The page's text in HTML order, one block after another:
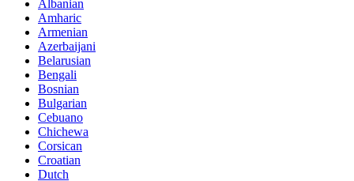
Albanian
Amharic
Armenian
Azerbaijani
Belarusian
Bengali
Bosnian
Bulgarian
Cebuano
Chichewa
Corsican
Croatian
Dutch